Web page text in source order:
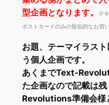
型企画となります。
テ
ポストカードのみの疑似的なお買
お題、テーマイラス
う個人企画です。
あくまでText-
た企画なので記載は
Revolutions準備会様